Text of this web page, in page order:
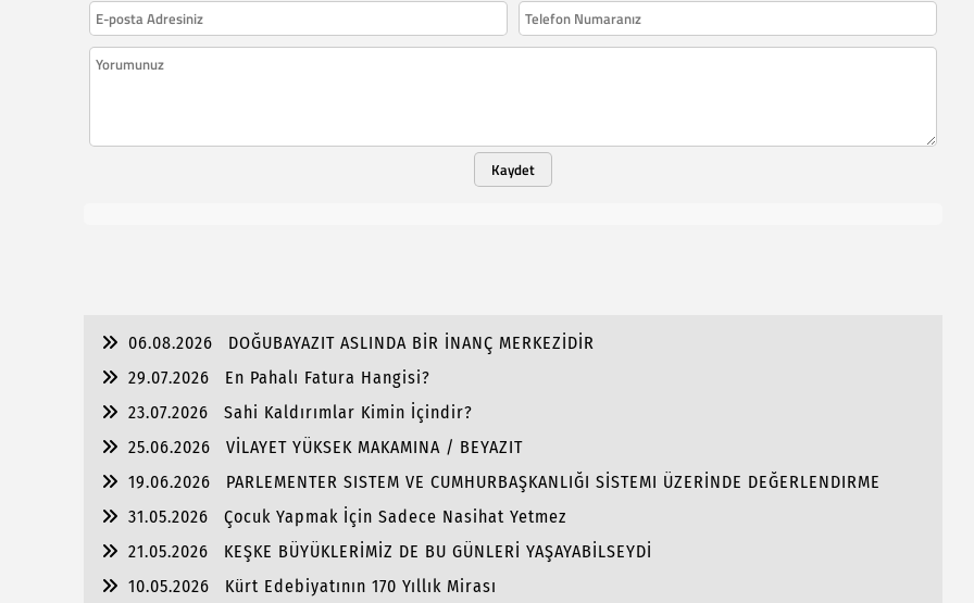
Kaydet
06.08.2026
DOĞUBAYAZIT ASLINDA BİR İNANÇ MERKEZİDİR
29.07.2026
En Pahalı Fatura Hangisi?
23.07.2026
Sahi Kaldırımlar Kimin İçindir?
25.06.2026
VİLAYET YÜKSEK MAKAMINA / BEYAZIT
19.06.2026
PARLEMENTER SISTEM VE CUMHURBAŞKANLIĞI SİSTEMI ÜZERİNDE DEĞERLENDIRME
31.05.2026
Çocuk Yapmak İçin Sadece Nasihat Yetmez
21.05.2026
KEŞKE BÜYÜKLERİMİZ DE BU GÜNLERİ YAŞAYABİLSEYDİ
10.05.2026
Kürt Edebiyatının 170 Yıllık Mirası